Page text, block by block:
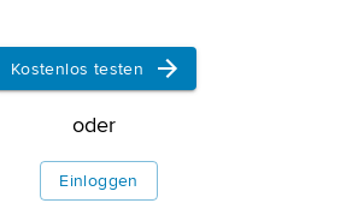
Kostenlos testen
oder
Einloggen